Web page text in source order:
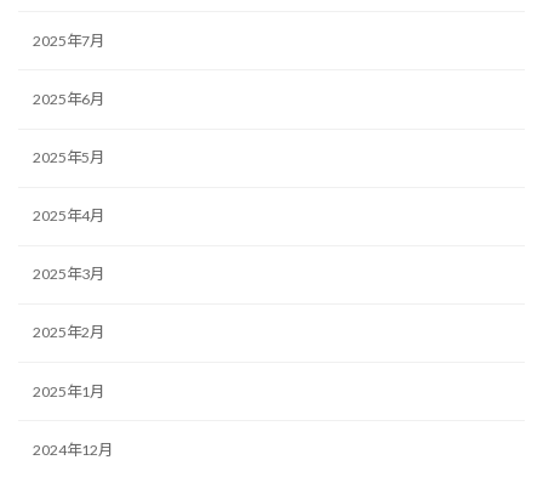
2025年7月
2025年6月
2025年5月
2025年4月
2025年3月
2025年2月
2025年1月
2024年12月